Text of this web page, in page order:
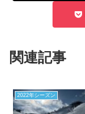
関連記事
2022年シーズン